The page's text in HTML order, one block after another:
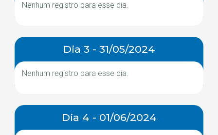
Nenhum registro para esse dia.
Dia 3 - 31/05/2024
Nenhum registro para esse dia.
Dia 4 - 01/06/2024